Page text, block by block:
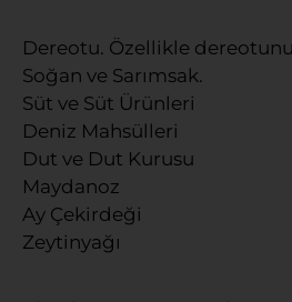
Dereotu. Özellikle
Soğan ve Sarımsak.
Süt ve Süt Ürünleri
Deniz Mahsülleri
Dut ve Dut Kurusu
Maydanoz
Ay Çekirdeği
Zeytinyağı